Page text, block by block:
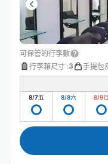
可保管的行李數
行李箱尺寸 :3 手提包
8/7五 8/8六 8/9日